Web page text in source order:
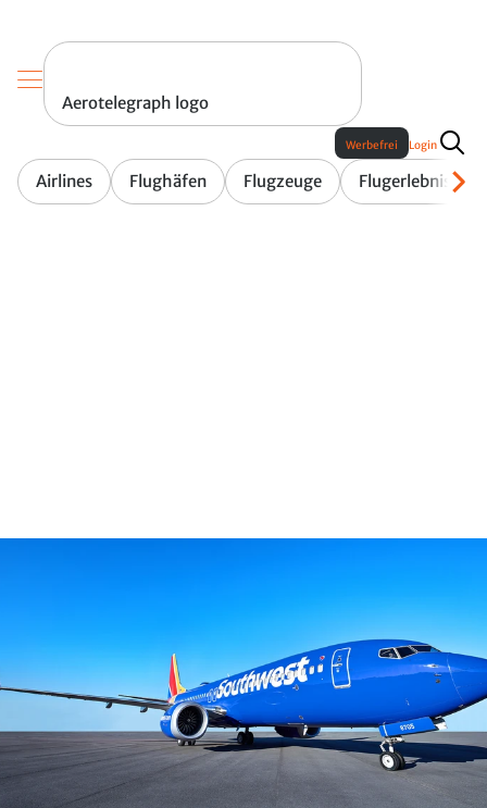
Aerotelegraph logo
Airlines Flughäfen Flugzeuge Flugerlebnis
Werbefrei Login